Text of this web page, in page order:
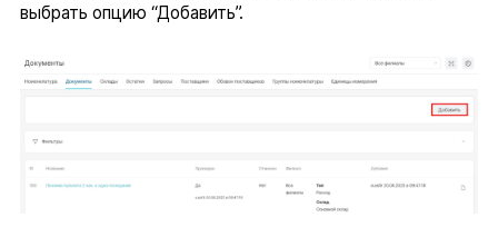
выбрать опцию “Добавить”.